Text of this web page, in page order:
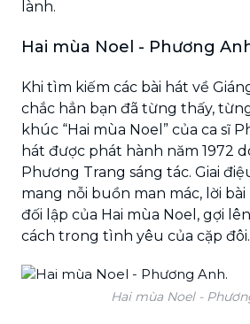
lành.
Hai mùa Noel - Phương
Khi tìm kiếm các bài hát về
chắc hẳn bạn đã từng thấy,
khúc “Hai mùa Noel” của ca sĩ
hát được phát hành năm 1972
Phương Trang sáng tác. Giai
mang nỗi buồn man mác, lời
đối lập của Hai mùa Noel, gợi
cách trong tình yêu của cặp đôi.
Hai mùa Noel -